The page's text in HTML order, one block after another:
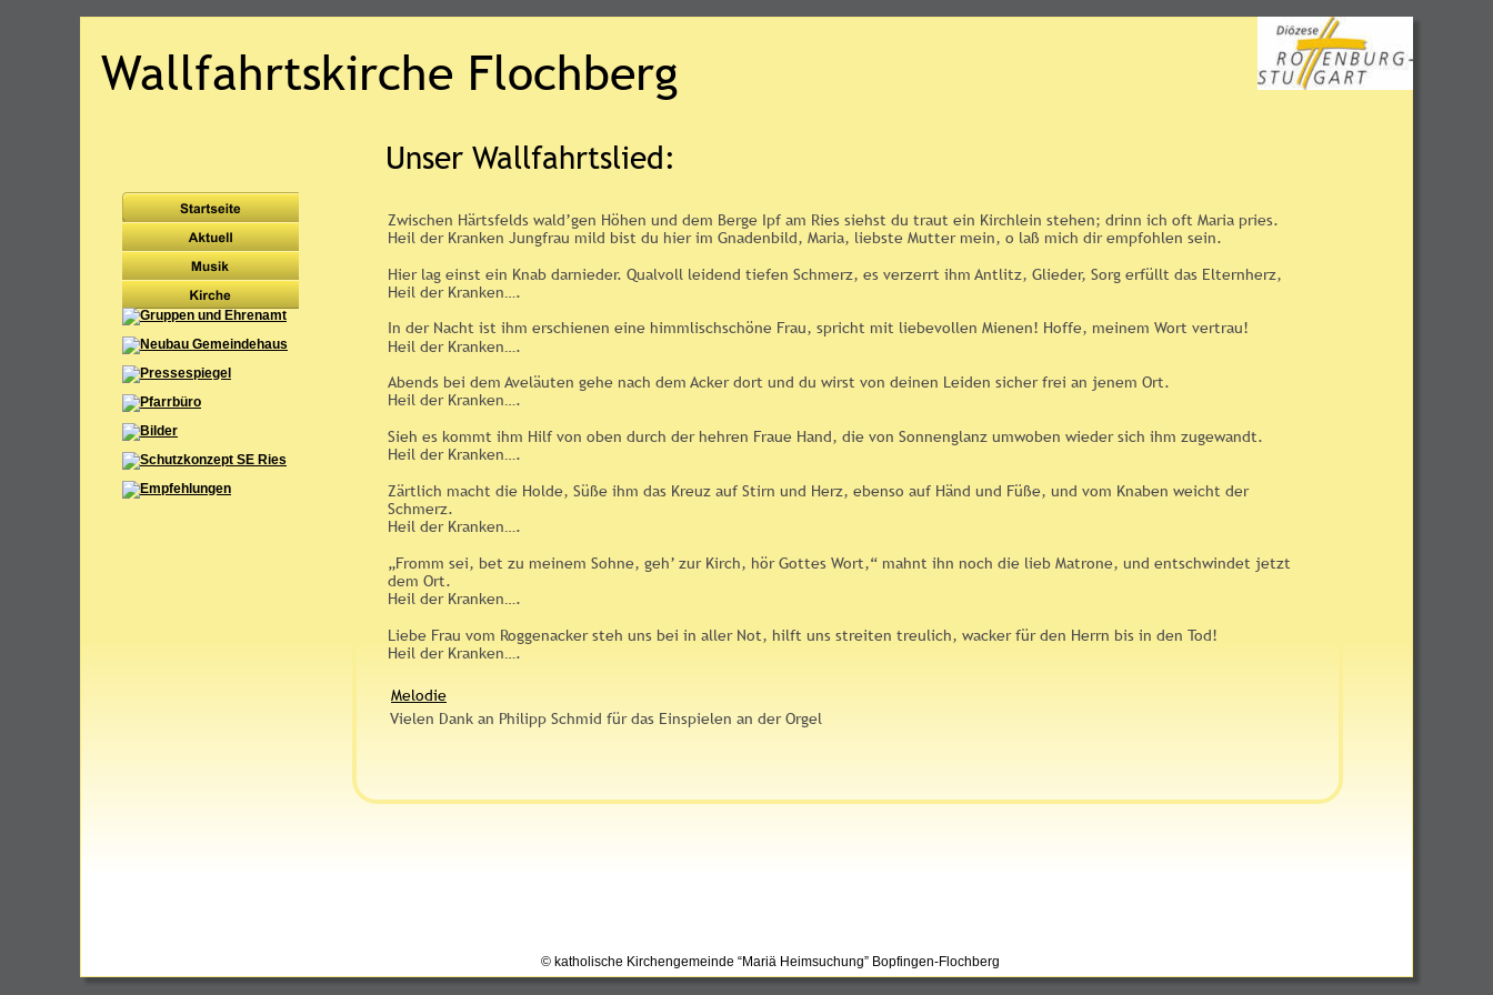
© katholische Kirchengemeinde “Mariä Heimsuchung” Bopfingen-Flochberg
Unser Wallfahrtslied:
Wallfahrtskirche Flochberg
Zwischen Härtsfelds wald’gen Höhen und dem Berge Ipf am Ries siehst du traut ein Kirchlein stehen; drinn ich oft Maria pries.
Heil der Kranken Jungfrau mild bist du hier im Gnadenbild, Maria, liebste Mutter mein, o laß mich dir empfohlen sein.
Hier lag einst ein Knab darnieder. Qualvoll leidend tiefen Schmerz, es verzerrt ihm Antlitz, Glieder, Sorg erfüllt das Elternherz,
Heil der Kranken….
In der Nacht ist ihm erschienen eine himmlischschöne Frau, spricht mit liebevollen Mienen! Hoffe, meinem Wort vertrau!
Heil der Kranken….
Abends bei dem Aveläuten gehe nach dem Acker dort und du wirst von deinen Leiden sicher frei an jenem Ort.
Heil der Kranken….
Sieh es kommt ihm Hilf von oben durch der hehren Fraue Hand, die von Sonnenglanz umwoben wieder sich ihm zugewandt.
Heil der Kranken….
Zärtlich macht die Holde, Süße ihm das Kreuz auf Stirn und Herz, ebenso auf Händ und Füße, und vom Knaben weicht der
Schmerz.
Heil der Kranken….
„Fromm sei, bet zu meinem Sohne, geh’ zur Kirch, hör Gottes Wort,“ mahnt ihn noch die lieb Matrone, und entschwindet jetzt
dem Ort.
Heil der Kranken….
Liebe Frau vom Roggenacker steh uns bei in aller Not, hilft uns streiten treulich, wacker für den Herrn bis in den Tod!
Heil der Kranken….
Melodie
Vielen Dank an Philipp Schmid für das Einspielen an der Orgel